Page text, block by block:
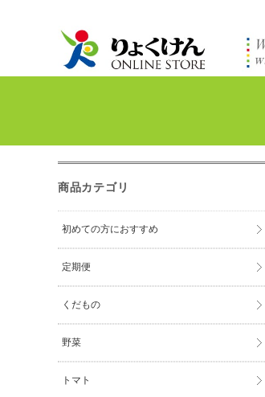
商品カテゴリ
初めての方におすすめ
定期便
くだもの
野菜
トマト